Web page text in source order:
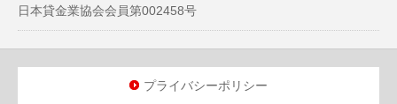
日本貸金業協会会員第002458号
プライバシーポリシー